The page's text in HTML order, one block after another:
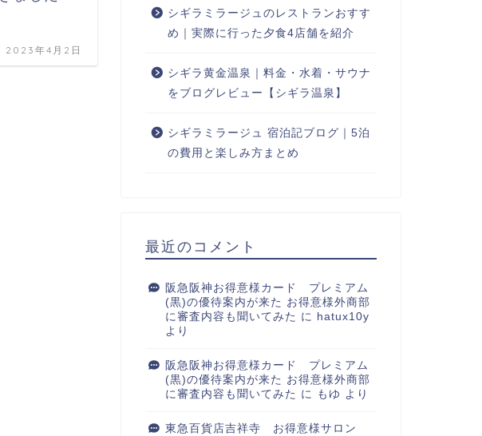
2023年4月2日
シギラミラージュのレストランおすす
め｜実際に行った夕食4店舗を紹介
シギラ黄金温泉｜料金・水着・サウナ
をブログレビュー【シギラ温泉】
シギラミラージュ 宿泊記ブログ｜5泊
の費用と楽しみ方まとめ
最近のコメント
阪急阪神お得意様カード プレミアム
(黒)の優待案内が来た お得意様外商部
に審査内容も聞いてみた に hatux10y
より
阪急阪神お得意様カード プレミアム
(黒)の優待案内が来た お得意様外商部
に審査内容も聞いてみた に もゆ より
東急百貨店吉祥寺 お得意様サロン